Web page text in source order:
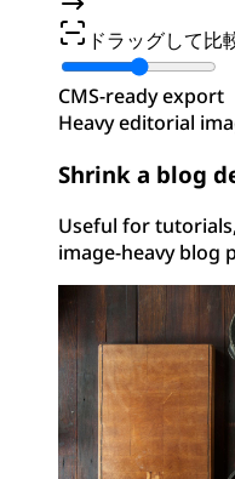
ドラッグして比
CMS-ready export
Heavy editorial
Shrink a blog
Useful for
image-heavy blog